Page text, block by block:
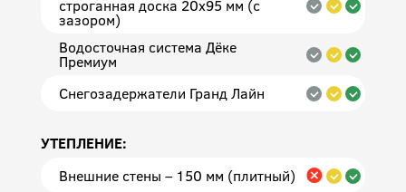
строганная доска 20х95 мм (с
зазором)
Водосточная система Дёке
Премиум
Снегозадержатели Гранд Лайн
УТЕПЛЕНИЕ:
Внешние стены – 150 мм (плитный)